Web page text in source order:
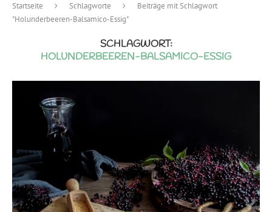
Startseite Schlagworte
Beiträge mit Schlagwort
"Holunderbeeren-Balsamico-Essig"
SCHLAGWORT:
HOLUNDERBEEREN-BALSAMICO-ESSIG